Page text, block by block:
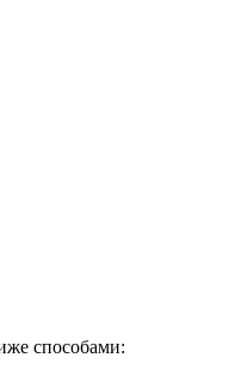
способами: